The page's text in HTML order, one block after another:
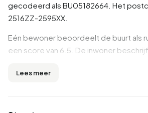
gecodeerd als BU05182664. Het
2516ZZ-2595XX.
Eén bewoner beoordeelt de buurt als
een score van 6.5. De inwoner
gegaan'. Op basis van een beperkt
Lees meer